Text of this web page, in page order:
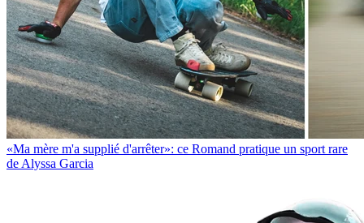
«Ma mère m'a supplié d'arrêter»: ce Romand pratique un sport rare
de Alyssa Garcia